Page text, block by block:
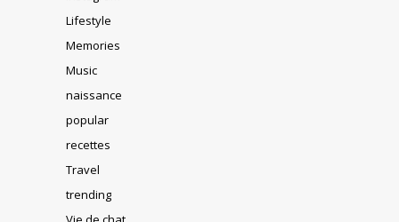
Lifestyle
Memories
Music
naissance
popular
recettes
Travel
trending